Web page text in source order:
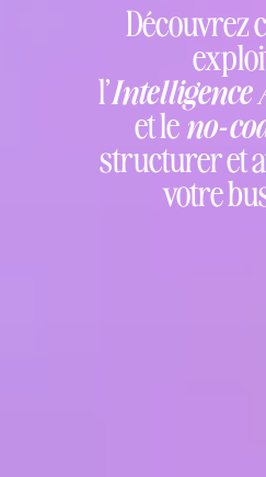
Découvrez
l’Intelligence
et leno-
structurer et
votre